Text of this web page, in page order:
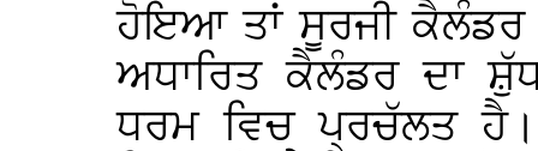
ਹੋਇਆ ਤਾਂ ਸੂਰਜੀ
ਅਧਾਰਿਤ ਕੈਲੰਡਰ ਦਾ
ਧਰਮ ਵਿਚ ਪ੍ਰਚੱਲਤ